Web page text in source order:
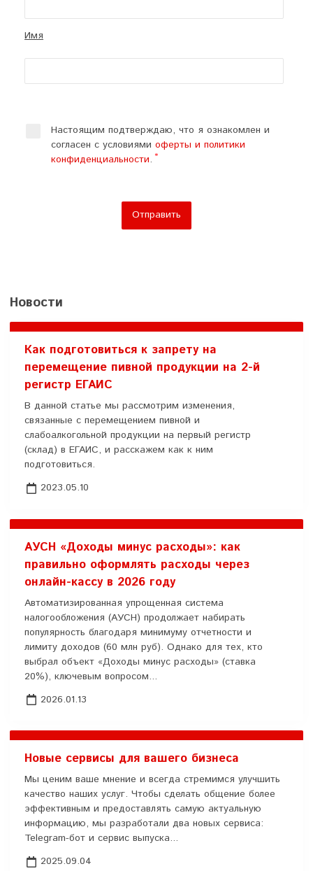
Имя
Настоящим подтверждаю, что я ознакомлен и
согласен с условиямиоферты и политики
конфиденциальности.
Отправить
Новости
Как подготовиться к запрету на
перемещение пивной продукции на 2-й
регистр ЕГАИС
В данной статье мы рассмотрим изменения,
связанные с перемещением пивной и
слабоалкогольной продукции на первый регистр
(склад) в ЕГАИС, и расскажем как к ним
подготовиться.
2023.05.10
АУСН «Доходы минус расходы»: как
правильно оформлять расходы через
онлайн-кассу в 2026 году
Автоматизированная упрощенная система
налогообложения (АУСН) продолжает набирать
популярность благодаря минимуму отчетности и
лимиту доходов (60 млн руб). Однако для тех, кто
выбрал объект «Доходы минус расходы» (ставка
20%), ключевым вопросом...
2026.01.13
Новые сервисы для вашего бизнеса
Мы ценим ваше мнение и всегда стремимся улучшить
качество наших услуг. Чтобы сделать общение более
эффективным и предоставлять самую актуальную
информацию, мы разработали два новых сервиса:
Telegram-бот и сервис выпуска...
2025.09.04